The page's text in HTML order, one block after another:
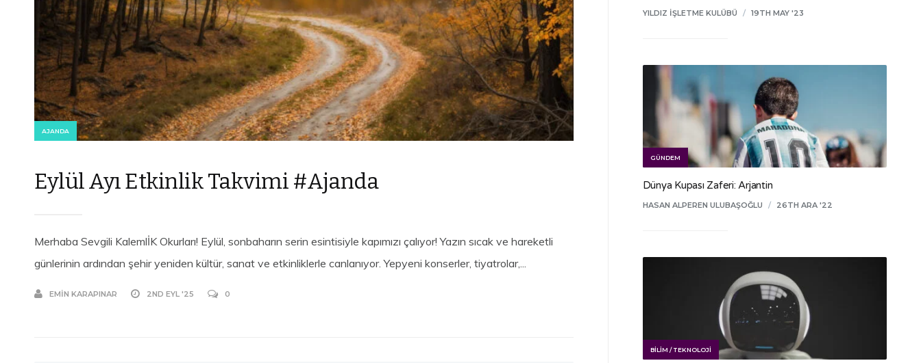
AJANDA
Eylül Ayı Etkinlik Takvimi #Ajanda
Merhaba Sevgili KalemlİK Okurları! Eylül, sonbaharın serin esintisiyle kapımızı çalıyor! Yazın sıcak ve hareketli
günlerinin ardından şehir yeniden kültür, sanat ve etkinliklerle canlanıyor. Yepyeni konserler, tiyatrolar,...
EMIN KARAPINAR 2ND EYL '25 0
YILDIZ İŞLETME KULÜBÜ / 19TH MAY '23
GÜNDEM
Dünya Kupası Zaferi: Arjantin
HASAN ALPEREN ULUBAŞOĞLU / 26TH ARA '22
BILIM / TEKNOLOJI